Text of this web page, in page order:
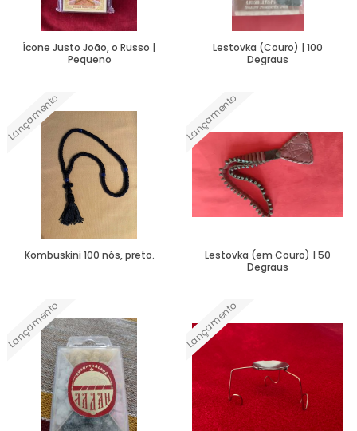
Ícone Justo João, o Russo |
Pequeno
Lestovka (Couro) | 100
Degraus
Lançamento
Kombuskini 100 nós, preto.
Lançamento
Lestovka (em Couro) | 50
Degraus
Lançamento Lançamento